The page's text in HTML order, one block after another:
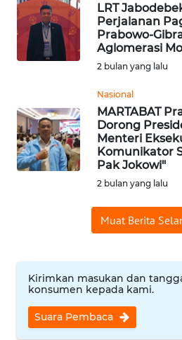
LRT
Perjalanan
Prabowo-
Aglomerasi
2 bulan yang lalu
Nasional
MARTABAT
Dorong
Menteri
Komunikator
Pak Jokowi"
2 bulan yang lalu
Muat Berita
Kirimkan masukan dan
konsumen kepada kami.
Suara Pembaca
WN
PRIANGAN
TIMUR
SEMARANG
WN
SOLO
MADURA
SURABAYA